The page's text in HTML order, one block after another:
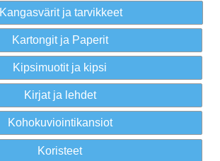
Kangasvärit ja tarvikkeet
Kartongit ja Paperit
Kipsimuotit ja kipsi
Kirjat ja lehdet
Kohokuviointikansiot
Koristeet